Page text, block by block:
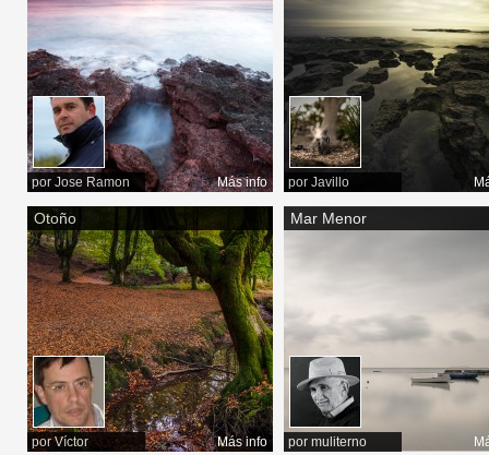
por Jose Ramon Más info por Javillo
Otoño
porVíctor Más info
Mar Menor
por muliterno